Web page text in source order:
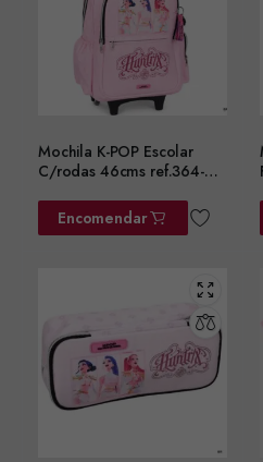
Mochila K-POP Escolar
C/rodas 46cms ref.364-
Encomendar